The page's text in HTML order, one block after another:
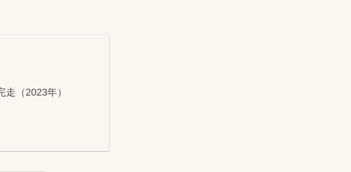
（2023年）